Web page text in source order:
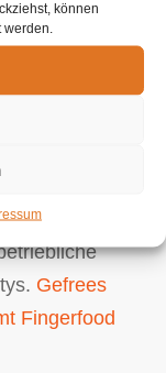
können
da, um Ihre
und zugleich
Gefrees
Fingerfood